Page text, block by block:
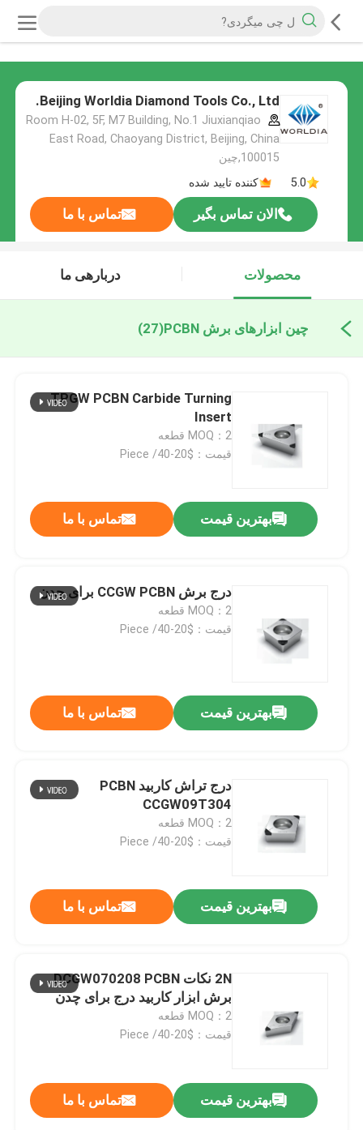
Beijing Worldia Diamond Tools Co., Ltd.
Room H-02, 5F, M7 Building, No.1 Jiuxianqiao
East Road, Chaoyang District, Beijing, China
100015,چین
5.0
کننده تایید شده
الان تماس بگیر تماس با ما
محصولات دربارهی ما
چین ابزارهای برش PCBN (27)
TPGW PCBN Carbide Turning
Insert
MOQ：2 قطعه
قیمت：$20-40/ Piece
بهترین قیمت تماس با ما
درج برش CCGW PCBN برای چدن
MOQ：2 قطعه
قیمت：$20-40/ Piece
بهترین قیمت تماس با ما
درج تراش کاربید PCBN
CCGW09T304
MOQ：2 قطعه
قیمت：$20-40/ Piece
بهترین قیمت تماس با ما
2N نکات DCGW070208 PCBN
برش ابزار کاربید درج برای چدن
MOQ：2 قطعه
قیمت：$20-40/ Piece
بهترین قیمت تماس با ما